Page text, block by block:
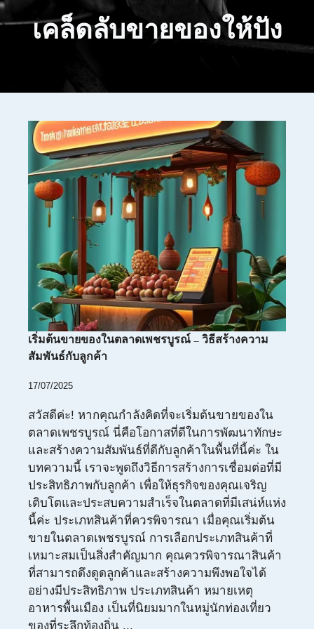
เคล็ดลับขายของให้ปัง
เริ่มต้นขายของในตลาดเพชรบูรณ์ – วิธีสร้างความ
สัมพันธ์กับลูกค้า
17/07/2025
สวัสดีค่ะ! หากคุณกำลังคิดที่จะเริ่มต้นขายของใน
ตลาดเพชรบูรณ์ นี่คือโอกาสที่ดีในการพัฒนาทักษะ
และสร้างความสัมพันธ์ที่ดีกับลูกค้าในพื้นที่นี้ค่ะ ใน
บทความนี้ เราจะพูดถึงวิธีการสร้างการเชื่อมต่อที่มี
ประสิทธิภาพกับลูกค้า เพื่อให้ธุรกิจของคุณเจริญ
เติบโตและประสบความสำเร็จในตลาดที่มีเสน่ห์แห่ง
นี้ค่ะ ประเภทสินค้าที่ควรพิจารณา เมื่อคุณเริ่มต้น
ขายในตลาดเพชรบูรณ์ การเลือกประเภทสินค้าที่
เหมาะสมเป็นสิ่งสำคัญมาก คุณควรพิจารณาสินค้า
ที่สามารถดึงดูดลูกค้าและสร้างความพึงพอใจได้
อย่างมีประสิทธิภาพ ประเภทสินค้า หมายเหตุ
อาหารพื้นเมือง เป็นที่นิยมมากในหมู่นักท่องเที่ยว
ของที่ระลึกท้องถิ่น ...